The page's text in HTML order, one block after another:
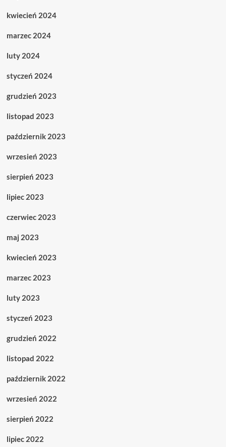
kwiecień 2024
marzec 2024
luty 2024
styczeń 2024
grudzień 2023
listopad 2023
październik 2023
wrzesień 2023
sierpień 2023
lipiec 2023
czerwiec 2023
maj 2023
kwiecień 2023
marzec 2023
luty 2023
styczeń 2023
grudzień 2022
listopad 2022
październik 2022
wrzesień 2022
sierpień 2022
lipiec 2022